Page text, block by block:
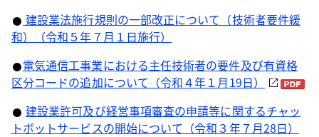
建設業法施行規則の一部改正について（技術者要件緩
和）（令和５年７月１日施行）
電気通信工事業における主任技術者の要件及び有資格
区分コードの追加について（令和４年１月19日）
建設業許可及び経営事項審査の申請等に関するチャッ
トボットサービスの開始について（令和３年７月28日）